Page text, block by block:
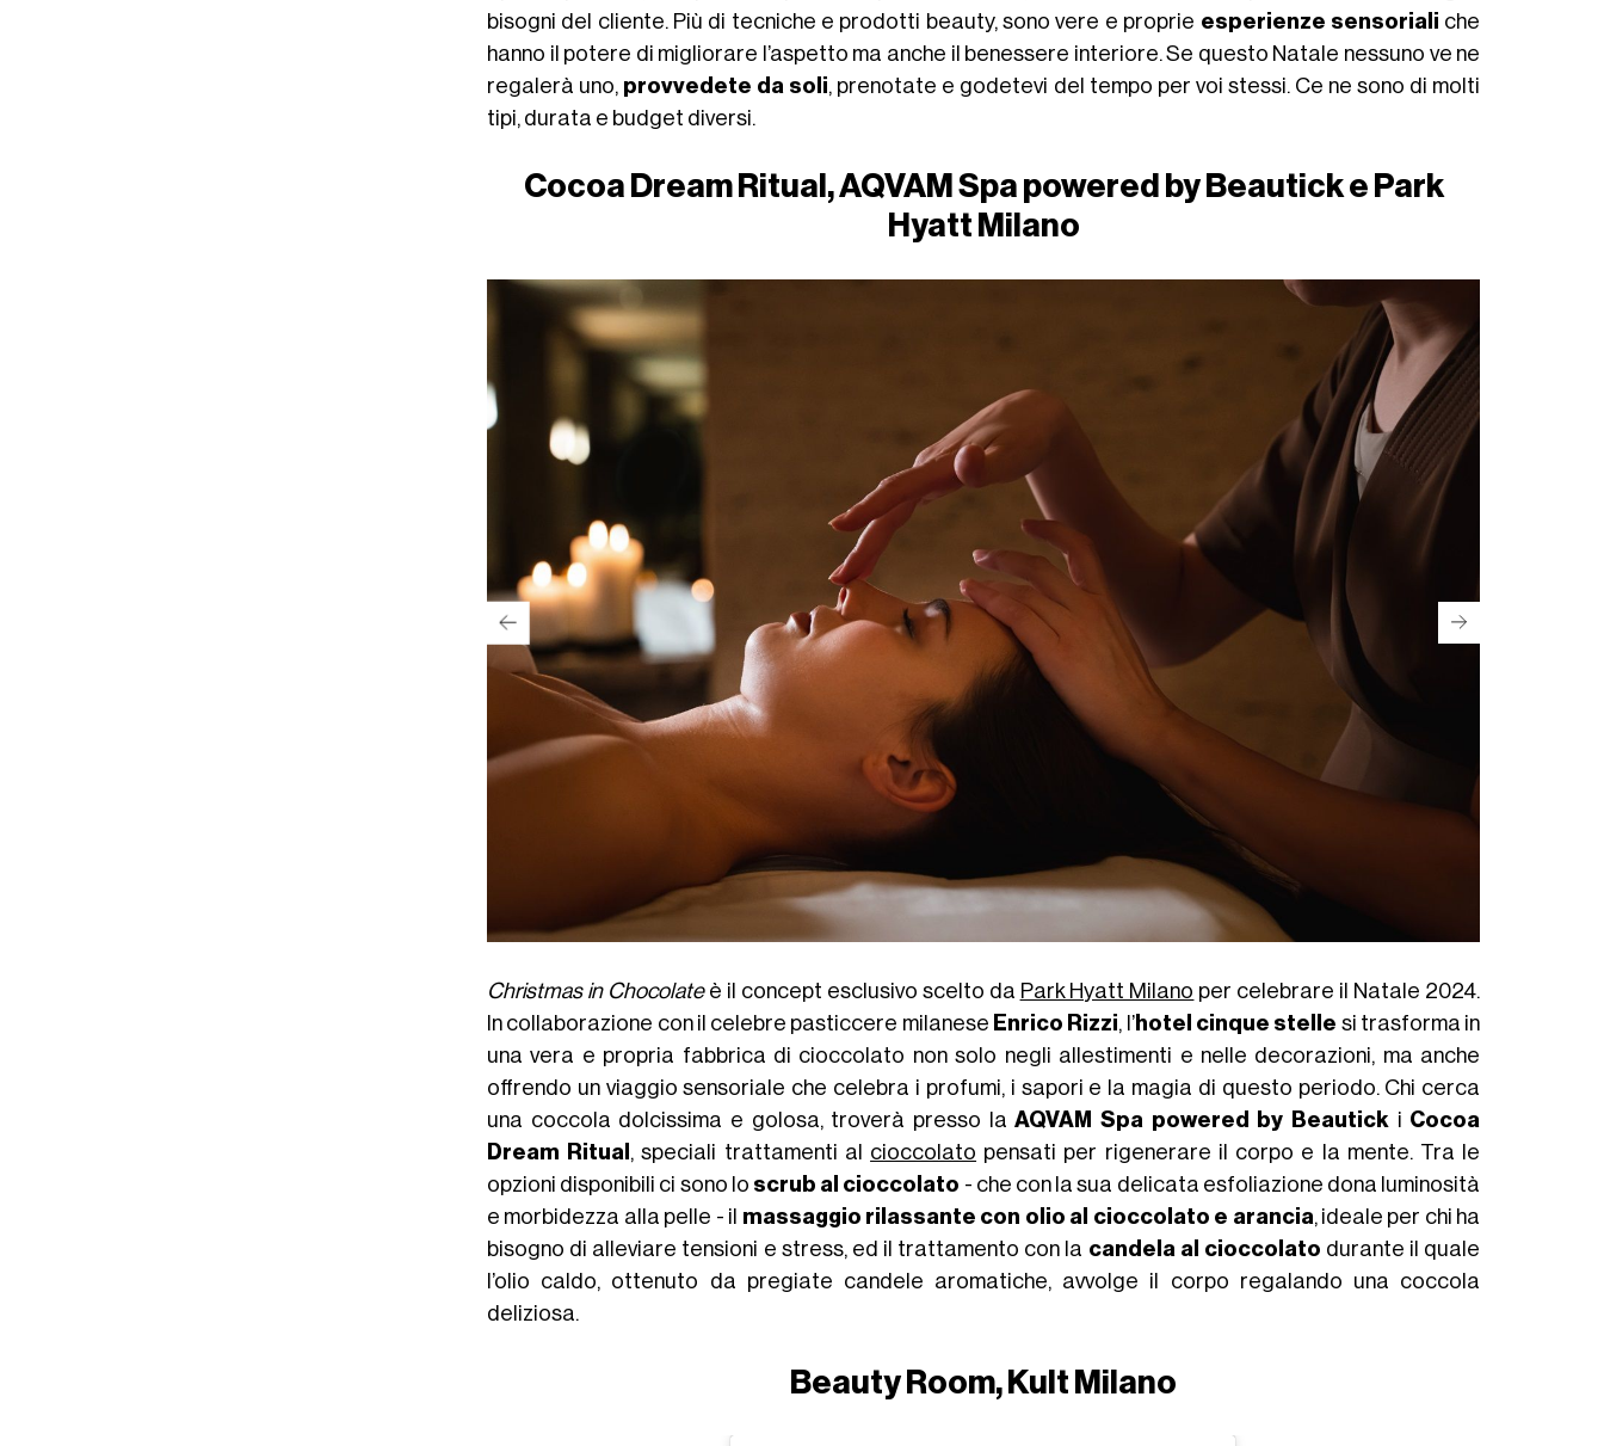
bisogni del cliente. Più di tecniche e prodotti beauty, sono vere e proprie esperienze sensoriali che
hanno il potere di migliorare l’aspetto ma anche il benessere interiore. Se questo Natale nessuno ve ne
regalerà uno, provvedete da soli , prenotate e godetevi del tempo per voi stessi. Ce ne sono di molti
tipi, durata e budget diversi.
Cocoa Dream Ritual, AQVAM Spa powered by Beautick e Park
Hyatt Milano
Christmas in Chocolateè il concept esclusivo scelto da Park Hyatt Milano per celebrare il Natale 2024.
In collaborazione con il celebre pasticcere milanese Enrico Rizzi, l’hotel cinque stelle si trasforma in
una vera e propria fabbrica di cioccolato non solo negli allestimenti e nelle decorazioni, ma anche
offrendo un viaggio sensoriale che celebra i profumi, i sapori e la magia di questo periodo. Chi cerca
una coccola dolcissima e golosa, troverà presso laAQVAM Spa powered by Beautick i Cocoa
Dream Ritual , speciali trattamenti al cioccolato pensati per rigenerare il corpo e la mente. Tra le
opzioni disponibili ci sono lo scrub al cioccolato - che con la sua delicata esfoliazione dona luminosità
e morbidezza alla pelle - il massaggio rilassante con olio al cioccolato e arancia, ideale per chi ha
bisogno di alleviare tensioni e stress, ed il trattamento con la candela al cioccolato durante il quale
l’olio caldo, ottenuto da pregiate candele aromatiche, avvolge il corpo regalando una coccola
deliziosa.
Beauty Room, Kult Milano